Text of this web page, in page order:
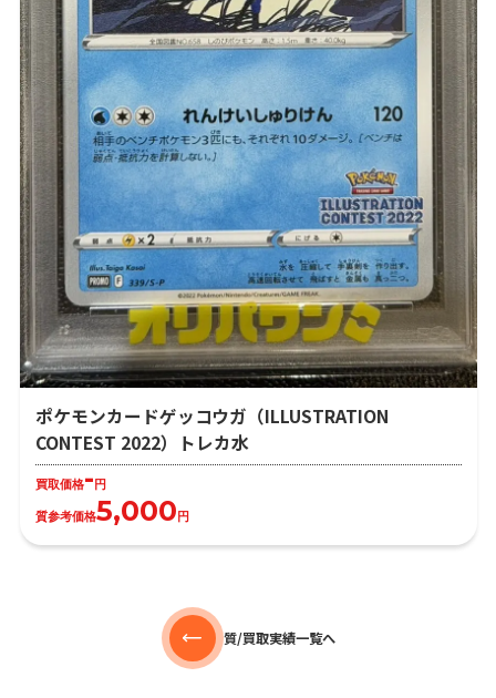
ポケモンカードゲッコウガ（ILLUSTRATION
CONTEST 2022）トレカ水
買取価格- 円
質参考価格5,000 円
質/買取実績一覧へ